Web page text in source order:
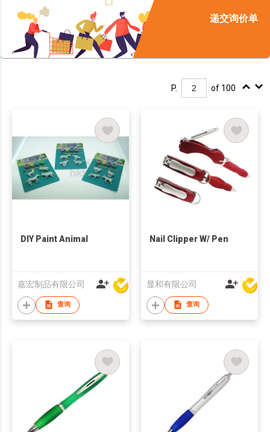
递交询价单
P. of 100
DIY Paint Animal
嘉宏制品有限公司
查询
Nail Clipper W/ Pen
显和有限公司
查询